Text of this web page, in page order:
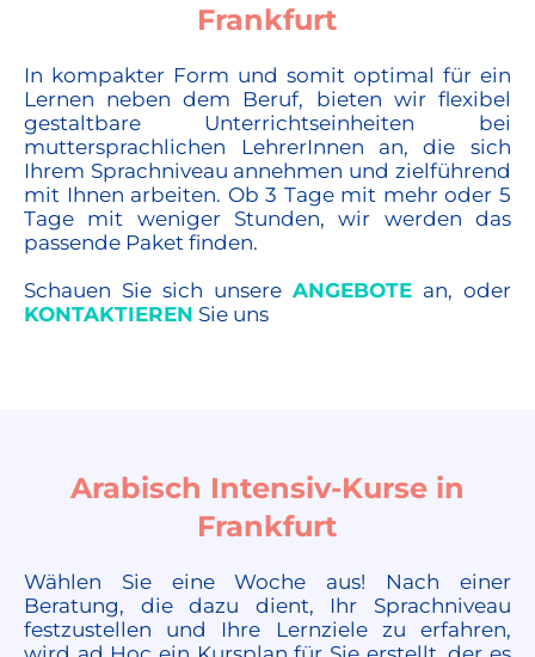
Frankfurt
In kompakter Form und somit optimal für ein
Lernen neben dem Beruf, bieten wir flexibel
gestaltbare Unterrichtseinheiten bei
muttersprachlichen LehrerInnen an, die sich
Ihrem Sprachniveau annehmen und zielführend
mit Ihnen arbeiten. Ob 3 Tage mit mehr oder 5
Tage mit weniger Stunden, wir werden das
passende Paket finden.
Schauen Sie sich unsere ANGEBOTEan, oder
KONTAKTIEREN Sie uns
Arabisch Intensiv-Kurse in
Frankfurt
Wählen Sie eine Woche aus! Nach einer
Beratung, die dazu dient, Ihr Sprachniveau
festzustellen und Ihre Lernziele zu erfahren,